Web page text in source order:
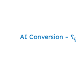
لماذا يفشل تحسين معدل التحويل (CRO) التقليدي؟ – AI Conversion